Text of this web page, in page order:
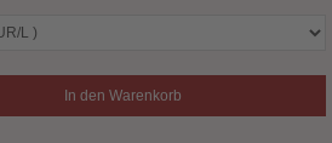
In den Warenkorb